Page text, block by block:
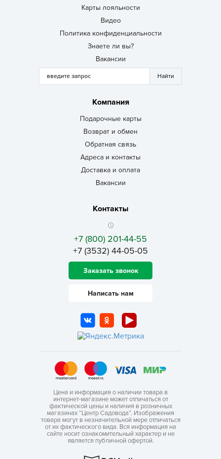
Карты лояльности
Видео
Политика конфиденциальности
Знаете ли вы?
Вакансии
Компания
Подарочные карты
Возврат и обмен
Обратная связь
Адреса и контакты
Доставка и оплата
Вакансии
Контакты
+7 (800) 201-44-55
+7 (3532) 44-05-05
Заказать звонок
Написать нам
Цена и информация о наличии товара в
интернет-магазине может отличаться от
фактической цены и наличия в розничных
магазинах “Центр Садовода”. Изображения
товара могут в незначительной мере отличаться
от их фактического вида. Вся информация на
сайте носит ознакомительный характер и не
является публичной офертой.